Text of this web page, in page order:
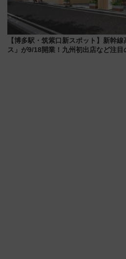
【博多駅・筑紫口新スポット】新幹
ス」が9/18開業！九州初出店など注